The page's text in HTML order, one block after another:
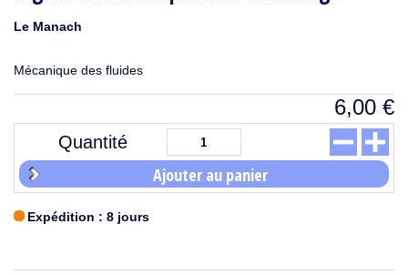
Le Manach
Mécanique des fluides
6,00 €
Quantité
Ajouter au panier
Expédition : 8 jours